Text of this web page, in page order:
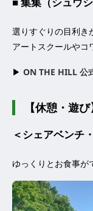
選りすぐりの目利き
アートスクールやコ
▶︎ ON THE HILL 公
【休憩・遊び
＜シェアベンチ
ゆっくりとお食事が